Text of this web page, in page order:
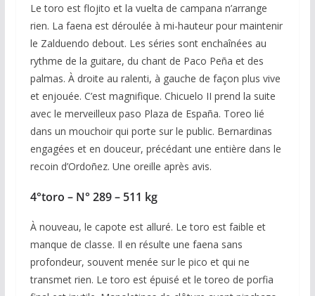
Le toro est flojito et la vuelta de campana n’arrange
rien. La faena est déroulée à mi-hauteur pour maintenir
le Zalduendo debout. Les séries sont enchaînées au
rythme de la guitare, du chant de Paco Peña et des
palmas. À droite au ralenti, à gauche de façon plus vive
et enjouée. C’est magnifique. Chicuelo II prend la suite
avec le merveilleux paso Plaza de España. Toreo lié
dans un mouchoir qui porte sur le public. Bernardinas
engagées et en douceur, précédant une entière dans le
recoin d’Ordoñez. Une oreille après avis.
4°toro – N° 289 – 511 kg
À nouveau, le capote est alluré. Le toro est faible et
manque de classe. Il en résulte une faena sans
profondeur, souvent menée sur le pico et qui ne
transmet rien. Le toro est épuisé et le toreo de porfia